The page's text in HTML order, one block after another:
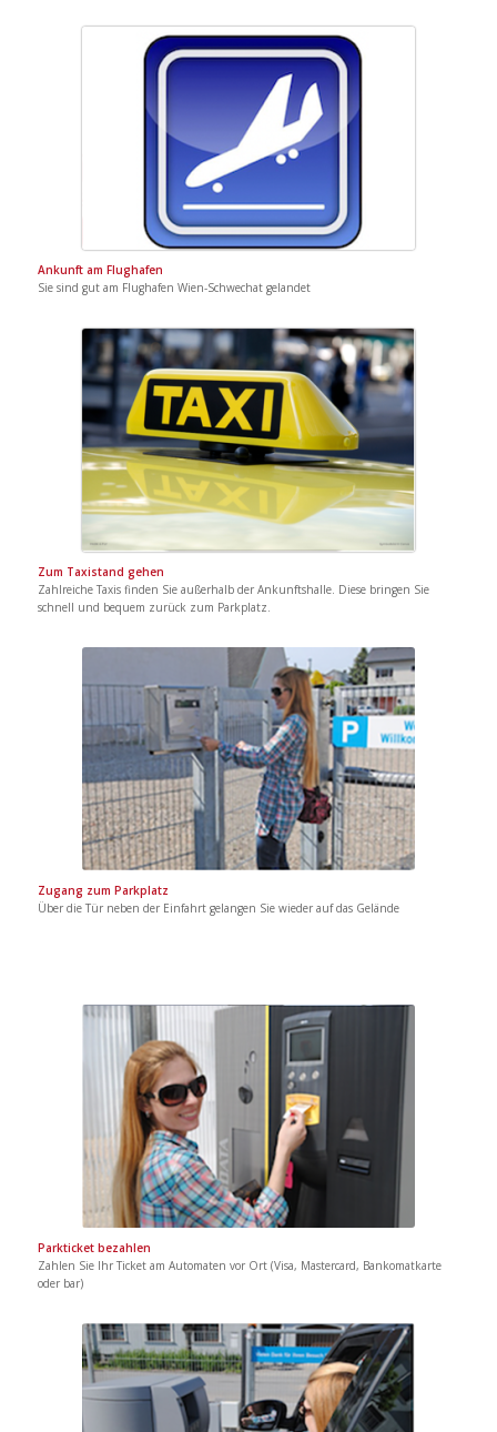
Ankunft am Flughafen
Sie sind gut am Flughafen Wien-Schwechat gelandet
Zum Taxistand gehen
Zahlreiche Taxis finden Sie außerhalb der Ankunftshalle. Diese bringen Sie
schnell und bequem zurück zum Parkplatz.
Zugang zum Parkplatz
Über die Tür neben der Einfahrt gelangen Sie wieder auf das Gelände
Parkticket bezahlen
Zahlen Sie Ihr Ticket am Automaten vor Ort (Visa, Mastercard, Bankomatkarte
oder bar)